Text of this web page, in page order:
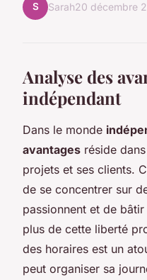
S Sarah20 décembre
Analyse des
indépendant
Dans le monde
avantages réside
projets et ses clients.
de se concentrer sur
passionnent et de
plus de cette liberté
des horaires est un
peut organiser sa